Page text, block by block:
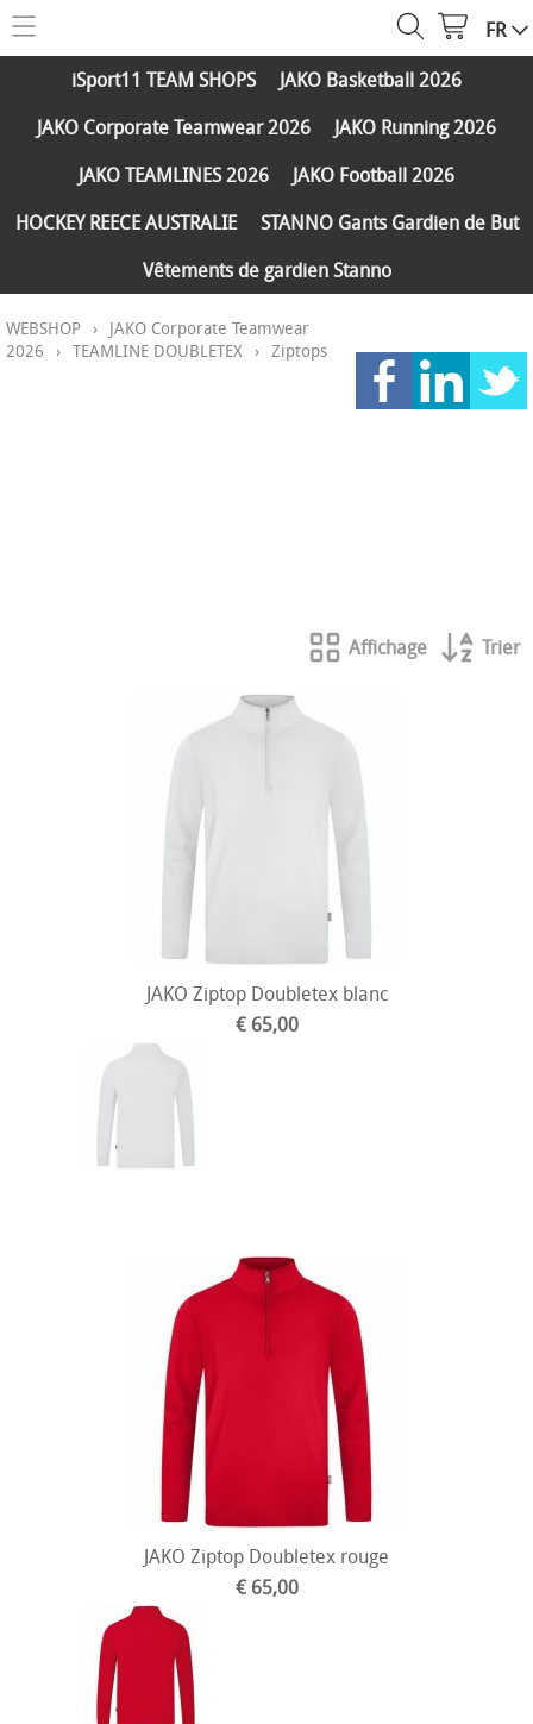
HOME
WEBSHOP
JAKO Running 2026
JAKO TEAMLINES 2026
PARTENAIRES
Réductions
CONTACT
FR
iSport11 TEAM SHOPS
JAKO Basketball 2026
JAKO Corporate Teamwear 2026
JAKO Running 2026
JAKO TEAMLINES 2026
JAKO Football 2026
HOCKEY REECE AUSTRALIE
STANNO Gants Gardien de But
Vêtements de gardien Stanno
WEBSHOP › JAKO Corporate Teamwear
2026 › TEAMLINE DOUBLETEX › Ziptops
Affichage Trier
JAKO Ziptop Doubletex blanc
€ 65,00
JAKO Ziptop Doubletex rouge
€ 65,00